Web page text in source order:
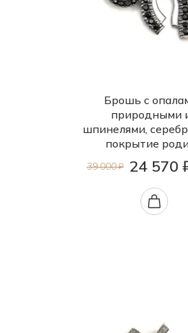
Брошь с
природными
шпинелями,
покрытие
39 000 ₽ 24 570